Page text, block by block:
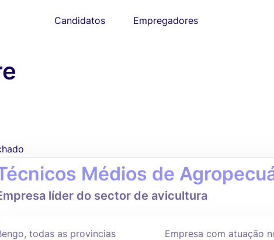
Candidatos Empregadores
Médios de
líder do sector de avicultura
todas as provincias
Empresa com atuação